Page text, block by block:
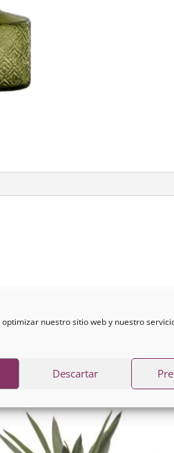
nuestro sitio web y nuestro
Descartar